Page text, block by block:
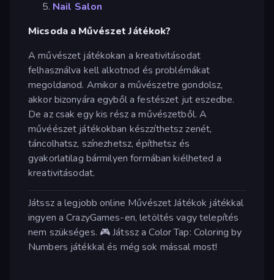
Nail Salon
Micsoda a Művészet Játékok?
A művészet játékokan a kreativitásodat
felhasználva kell alkotnod és problémákat
megoldanod. Amikor a művészetre gondolsz,
akkor bizonyára egyből a festészet jut eszedbe.
De az csak egy kis rész a művészetből. A
művéészet játékokban készzíthetsz zenét,
táncolhatsz, színezhetsz, építhetsz és
gyakorlatilag bármilyen formában kiélheted a
kreativitásodat.
Játssz a legjobb online Művészet Játékok játékkal
ingyen a CrazyGames-en, letöltés vagy telepítés
nem szükséges. 🎮 Játssz a Color Tap: Coloring by
Numbers játékkal és még sok mással most!